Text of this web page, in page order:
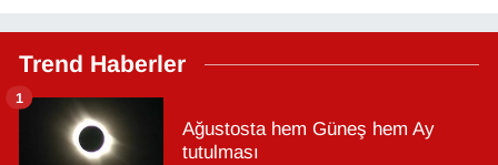
Trend Haberler
Ağustosta hem Güneş hem Ay
tutulması
1